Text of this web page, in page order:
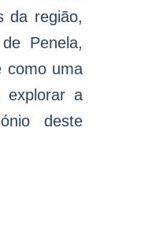
da região,
Penela,
como uma
explorar a
deste